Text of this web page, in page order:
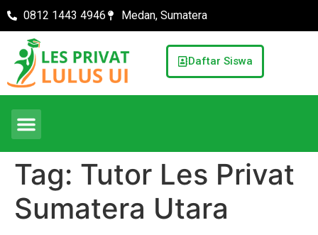
0812 1443 4946 Medan, Sumatera
Daftar Siswa
Tag: Tutor Les Privat
Sumatera Utara